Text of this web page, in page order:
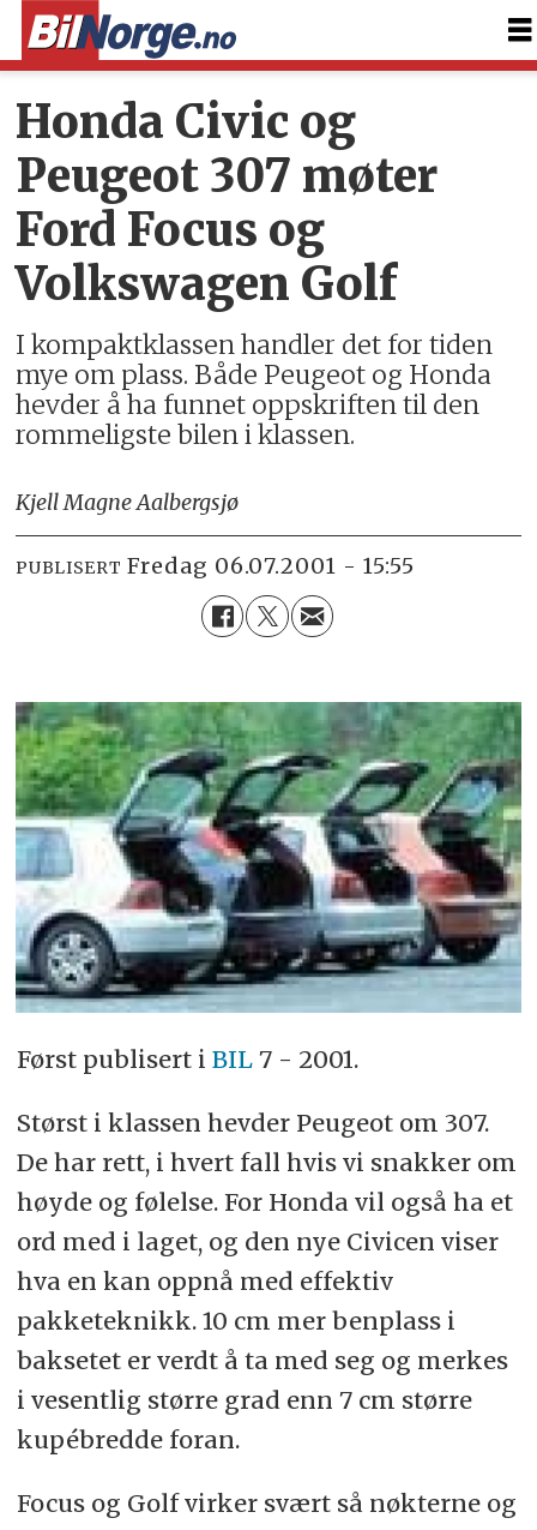
Honda Civic og
Peugeot 307 møter
Ford Focus og
Volkswagen Golf
I kompaktklassen handler det for tiden
mye om plass. Både Peugeot og Honda
hevder å ha funnet oppskriften til den
rommeligste bilen i klassen.
Kjell Magne Aalbergsjø
PUBLISERT fredag 06.07.2001 - 15:55
Først publisert i BIL7 - 2001.
Størst i klassen hevder Peugeot om 307.
De har rett, i hvert fall hvis vi snakker om
høyde og følelse. For Honda vil også ha et
ord med i laget, og den nye Civicen viser
hva en kan oppnå med effektiv
pakketeknikk. 10 cm mer benplass i
baksetet er verdt å ta med seg og merkes
i vesentlig større grad enn 7 cm større
kupébredde foran.
Focus og Golf virker svært så nøkterne og